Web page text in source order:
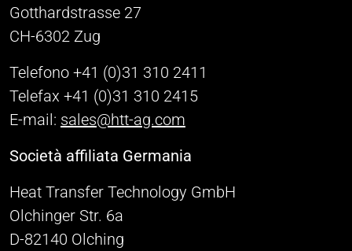
Gotthardstrasse 27
CH-6302 Zug
Telefono +41 (0)31 310 2411
Telefax +41 (0)31 310 2415
E-mail: sales@htt-ag.com
Società affiliata Germania
Heat Transfer Technology GmbH
Olchinger Str. 6a
D-82140 Olching